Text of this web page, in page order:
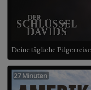
Deine tägliche Pilgerreise
27 Minuten